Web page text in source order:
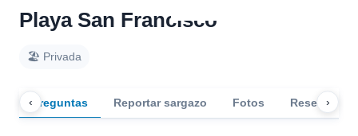
Playa San Francisco
🏖️ Privada
‹ Preguntas Reportar sargazo Fotos Reseñas
›